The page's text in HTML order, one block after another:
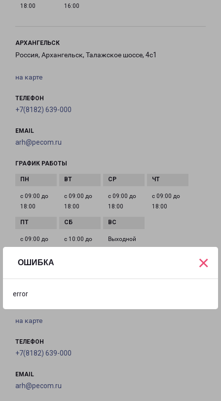
ОШИБКА
error
×
18:00
16:00
АРХАНГЕЛЬСК
Россия, Архангельск, Талажское шоссе, 4с1
на карте
ТЕЛЕФОН
+7(8182) 639-000
EMAIL
arh@pecom.ru
ГРАФИК РАБОТЫ
с 09:00 до
18:00
с 09:00 до
18:00
с 09:00 до
18:00
с 09:00 до
18:00
с 09:00 до
с 10:00 до
Выходной
город Архангельск, улица Гайдара, 52
на карте
ТЕЛЕФОН
+7(8182) 639-000
EMAIL
arh@pecom.ru